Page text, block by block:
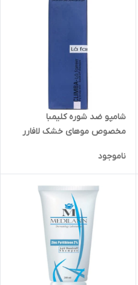
شامپو ضد شوره کلیمبا
مخصوص موهای خشک لافارر
ناموجود